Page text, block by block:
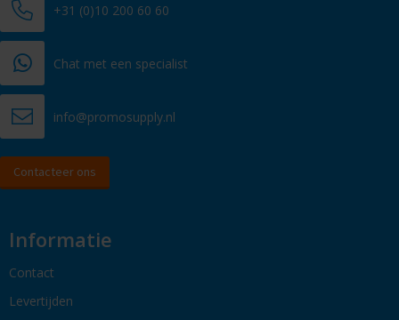
+31 (0)10 200 60 60
Chat met een specialist
info@promosupply.nl
Contacteer ons
Informatie
Contact
Levertijden